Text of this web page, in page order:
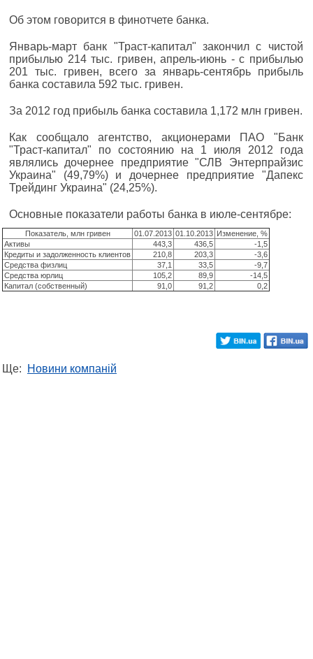
Об этом говорится в финотчете банка.
Январь-март банк "Траст-капитал" закончил с чистой
прибылью 214 тыс. гривен, апрель-июнь - с прибылью
201 тыс. гривен, всего за январь-сентябрь прибыль
банка составила 592 тыс. гривен.
За 2012 год прибыль банка составила 1,172 млн гривен.
Как сообщало агентство, акционерами ПАО "Банк
"Траст-капитал" по состоянию на 1 июля 2012 года
являлись дочернее предприятие "СЛВ Энтерпрайзис
Украина" (49,79%) и дочернее предприятие "Дапекс
Трейдинг Украина" (24,25%).
Основные показатели работы банка в июле-сентябре:
Показатель, млн гривен 01.07.2013 01.10.2013 Изменение, %
Активы
443,3 436,5
-1,5
Кредиты и задолженность клиентов
210,8 203,3
-3,6
Средства физлиц
37,1 33,5
-9,7
Средства юрлиц
105,2 89,9
-14,5
Капитал (собственный)
91,0 91,2 0,2
Ще: Новини компаній